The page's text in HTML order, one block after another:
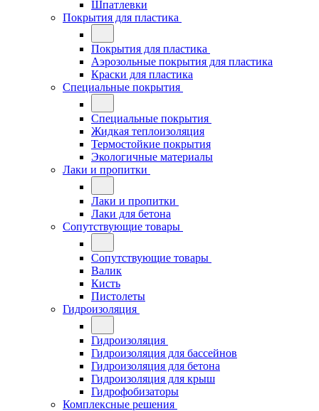
Шпатлевки
Покрытия для пластика
Покрытия для пластика
Аэрозольные покрытия для пластика
Краски для пластика
Специальные покрытия
Специальные покрытия
Жидкая теплоизоляция
Термостойкие покрытия
Экологичные материалы
Лаки и пропитки
Лаки и пропитки
Лаки для бетона
Сопутствующие товары
Сопутствующие товары
Валик
Кисть
Пистолеты
Гидроизоляция
Гидроизоляция
Гидроизоляция для бассейнов
Гидроизоляция для бетона
Гидроизоляция для крыш
Гидрофобизаторы
Комплексные решения